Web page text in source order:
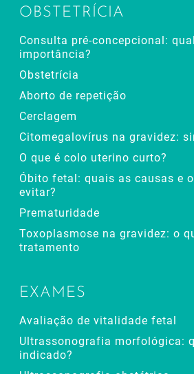
OBSTETRÍCIA
Consulta pré-concepcional:
importância?
Obstetrícia
Aborto de repetição
Cerclagem
Citomegalovírus na gravidez:
O que é colo uterino curto?
Óbito fetal: quais as causas e
evitar?
Prematuridade
Toxoplasmose na gravidez: o
tratamento
EXAMES
Avaliação de vitalidade fetal
Ultrassonografia morfológica:
indicado?